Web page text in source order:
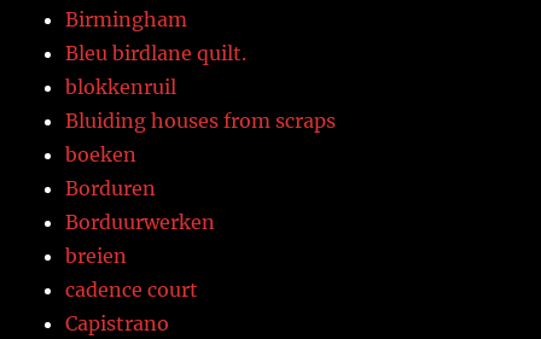
Birmingham
Bleu birdlane quilt.
blokkenruil
Bluiding houses from scraps
boeken
Borduren
Borduurwerken
breien
cadence court
Capistrano